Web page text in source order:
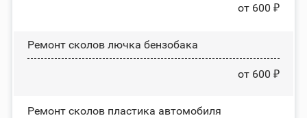
от 600 ₽
Ремонт сколов лючка бензобака
от 600 ₽
Ремонт сколов пластика автомобиля